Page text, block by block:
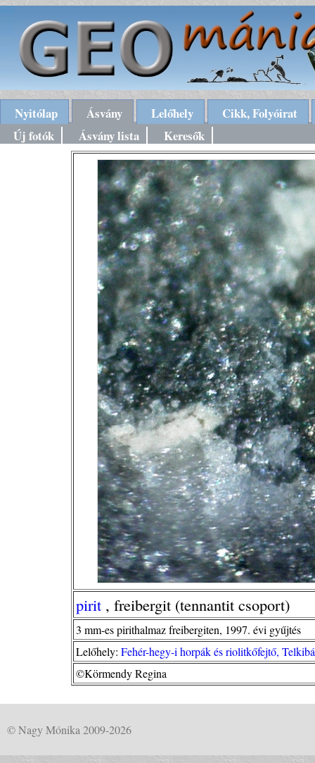
Nyitólap Ásvány Lelőhely
Cikk, Folyóirat
Új fotók
Ásvány lista Keresők
pirit , freibergit (tennantit csoport)
3 mm-es pirithalmaz freibergiten, 1997. évi gyűjtés
Lelőhely: Fehér-hegy-i horpák és riolitkőfejtő,
©Körmendy Regina
© Nagy Mónika 2009-2026